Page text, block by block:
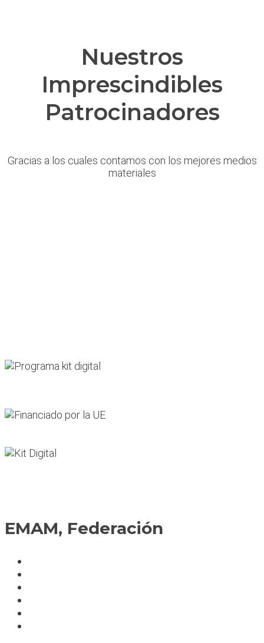
Nuestros
Imprescindibles
Patrocinadores
Gracias a los cuales contamos con los mejores medios
materiales
EMAM, Federación